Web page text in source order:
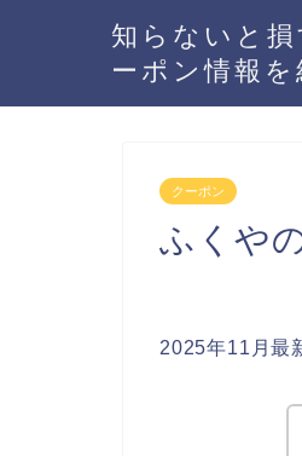
知らないと損
ーポン情報を
クーポン
ふくや
2025年11月最